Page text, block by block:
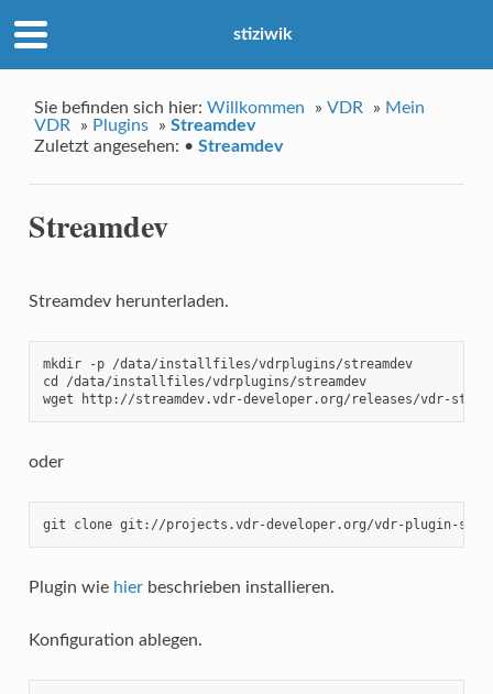
stiziwik
Sie befinden sich hier:Willkommen »VDR » Mein
VDR
» Plugins »Streamdev
Zuletzt angesehen: • Streamdev
Streamdev
Streamdev herunterladen.
mkdir -p /data/installfiles/vdrplugins/streamdev
cd /data/installfiles/vdrplugins/streamdev
wget http://streamdev.vdr-developer.org/releases/vdr-
oder
git clone git://projects.vdr-developer.org/vdr-plugin-
Plugin wie hierbeschrieben installieren.
Konfiguration ablegen.